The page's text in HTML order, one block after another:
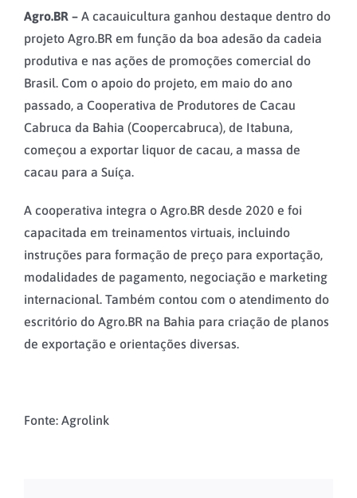
Agro.BR – A cacauicultura ganhou destaque dentro do
projeto Agro.BR em função da boa adesão da cadeia
produtiva e nas ações de promoções comercial do
Brasil. Com o apoio do projeto, em maio do ano
passado, a Cooperativa de Produtores de Cacau
Cabruca da Bahia (Coopercabruca), de Itabuna,
começou a exportar liquor de cacau, a massa de
cacau para a Suíça.
A cooperativa integra o Agro.BR desde 2020 e foi
capacitada em treinamentos virtuais, incluindo
instruções para formação de preço para exportação,
modalidades de pagamento, negociação e marketing
internacional. Também contou com o atendimento do
escritório do Agro.BR na Bahia para criação de planos
de exportação e orientações diversas.
Fonte: Agrolink